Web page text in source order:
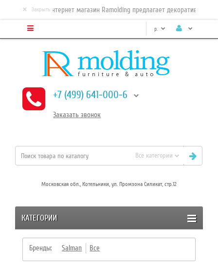
Интернет магазин Ramolding предлагает декоративные,
× Закрыть
р.
+7 (499) 641-000-6
Заказатьзвонок
Все категории
Московская обл., Котельники, ул. Промзона Силикат, стр.12
КАТЕГОРИИ
Бренды: Salman Все